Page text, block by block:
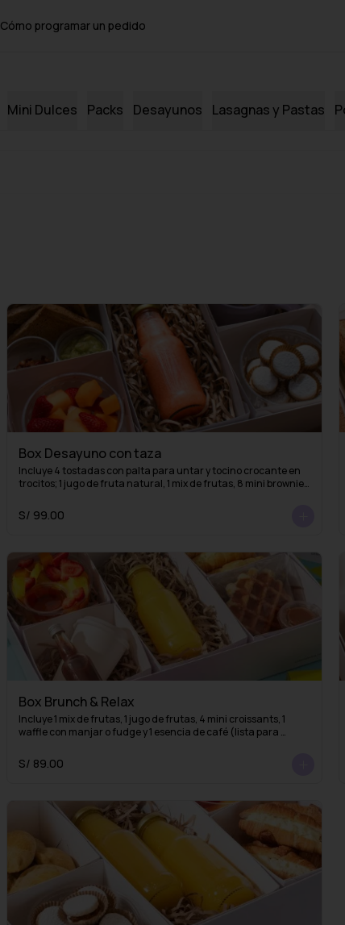
Cómo programar un pedido
Mini Dulces Packs Desayunos Lasagnas y Pastas
Box Desayuno con taza
Incluye 4 tostadas con palta para untar y tocino crocante en
trocitos; 1 jugo de fruta natural, 1 mix de frutas, 8 mini brownies
S/ 99.00
Box Brunch & Relax
Incluye 1 mix de frutas, 1 jugo de frutas, 4 mini croissants, 1
waffle con manjar o fudge y 1 esencia de café (lista para
americano)
S/ 89.00